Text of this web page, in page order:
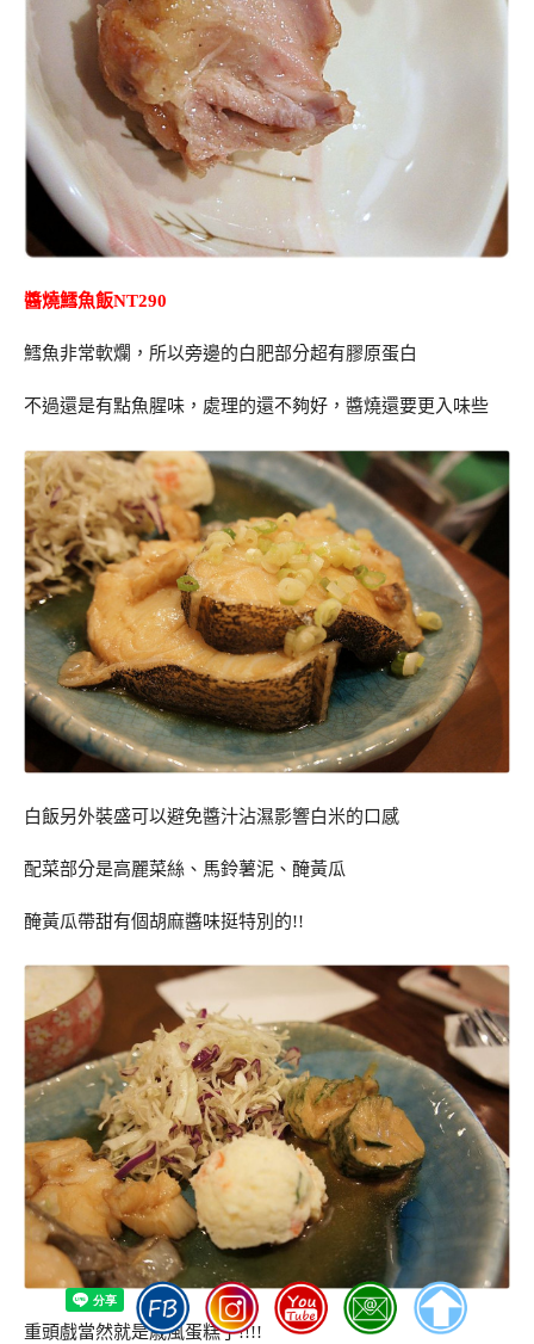
醬燒鱈魚飯NT290
鱈魚非常軟爛，所以旁邊的白肥部分超有膠原蛋白
不過還是有點魚腥味，處理的還不夠好，醬燒還要更入味些
白飯另外裝盛可以避免醬汁沾濕影響白米的口感
配菜部分是高麗菜絲、馬鈴薯泥、醃黃瓜
醃黃瓜帶甜有個胡麻醬味挺特別的!!
重頭戲當然就是戚風蛋糕了!!!!